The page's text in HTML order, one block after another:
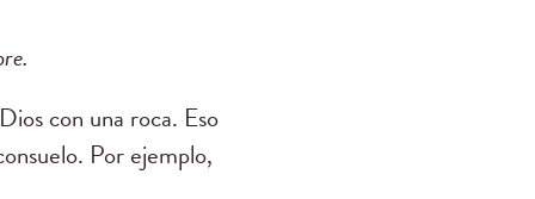
con una roca. Eso
Por ejemplo,